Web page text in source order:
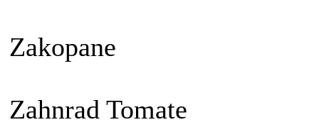
Zakopane
Zahnrad Tomate